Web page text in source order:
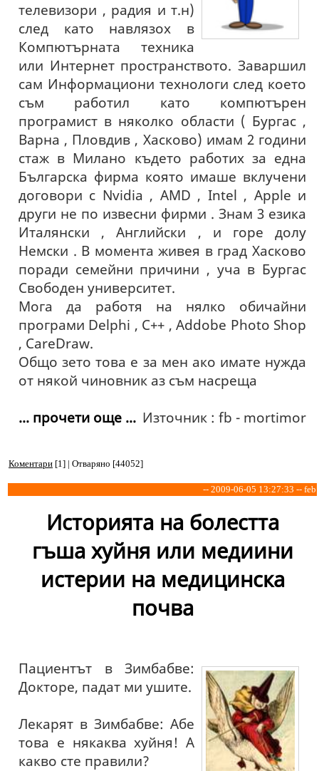
телевизори , радия и т.н)
след като навлязох в
Компютърната техника
или Интернет пространството. Заваршил
сам Информациони технологи след което
съм работил като компютърен
програмист в няколко области ( Бургас ,
Варна , Пловдив , Хасково) имам 2 години
стаж в Милано където работих за една
Българска фирма която имаше вклучени
договори с Nvidia , AMD , Intel , Apple и
други не по извесни фирми . Знам 3 езика
Италянски , Английски , и горе долу
Немски . В момента живея в град Хасково
поради семейни причини , уча в Бургас
Свободен университет.
Мога да работя на нялко обичайни
програми Delphi , C++ , Addobe Photo Shop
, CareDraw.
Общо зето това е за мен ако имате нужда
от някой чиновник аз съм насреща
Източник : fb - mortimor
... прочети още ...
Коментари [1] | Отваряно [44052]
-- 2009-06-05 13:27:33 -- feb
Историята на болестта
гъша хуйня или медиини
истерии на медицинска
почва
Пациентът в Зимбабве:
Докторе, падат ми ушите.
Лекарят в Зимбабве: Абе
това е някаква хуйня! А
какво сте правили?